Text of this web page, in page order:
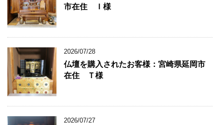
市在住 Ｉ様
2026/07/28
仏壇を購入されたお客様：宮崎県延岡市
在住 Ｔ様
2026/07/27